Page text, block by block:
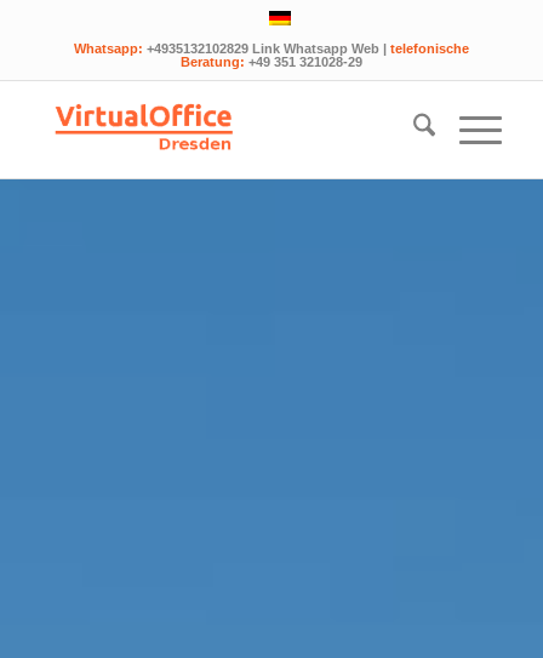
Whatsapp: +4935132102829 Link Whatsapp Web| telefonische
Beratung: +49 351 321028-29